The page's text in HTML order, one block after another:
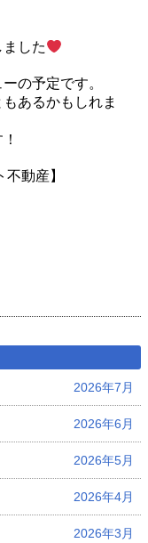
した
の予定です。
あるかもしれま
動産】
2026年7月
2026年6月
2026年5月
2026年4月
2026年3月